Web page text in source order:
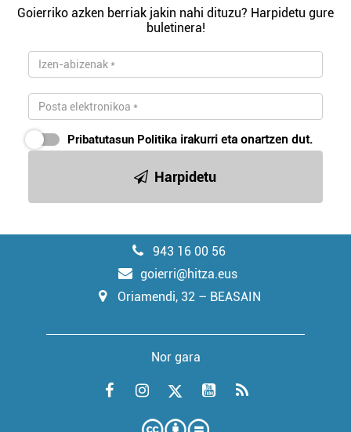
Goierriko azken berriak jakin nahi dituzu? Harpidetu gure
buletinera!
Pribatutasun Politika irakurri eta onartzen dut.
Harpidetu
943 16 00 56
goierri@hitza.eus
Oriamendi, 32 – BEASAIN
Nor gara